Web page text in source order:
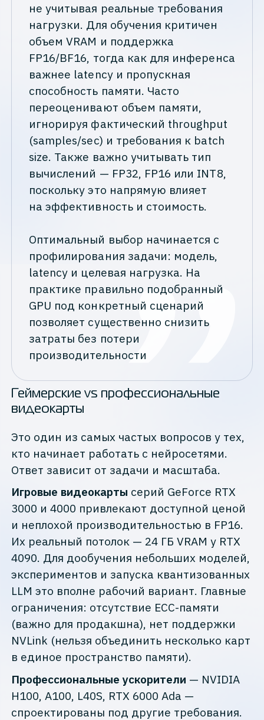
не учитывая реальные требования
нагрузки. Для обучения критичен
объем VRAM и поддержка
FP16/BF16, тогда как для инференса
важнее latency и пропускная
способность памяти. Часто
переоценивают объем памяти,
игнорируя фактический throughput
(samples/sec) и требования к batch
size. Также важно учитывать тип
вычислений — FP32, FP16 или INT8,
поскольку это напрямую влияет
на эффективность и стоимость.
Оптимальный выбор начинается с
профилирования задачи: модель,
latency и целевая нагрузка. На
практике правильно подобранный
GPU под конкретный сценарий
позволяет существенно снизить
затраты без потери
производительности
Геймерские vs профессиональные
видеокарты
Это один из самых частых вопросов у тех,
кто начинает работать с нейросетями.
Ответ зависит от задачи и масштаба.
Игровые видеокарты серий GeForce RTX
3000 и 4000 привлекают доступной ценой
и неплохой производительностью в FP16.
Их реальный потолок — 24 ГБ VRAM у RTX
4090. Для дообучения небольших моделей,
экспериментов и запуска квантизованных
LLM это вполне рабочий вариант. Главные
ограничения: отсутствие ECC-памяти
(важно для продакшна), нет поддержки
NVLink (нельзя объединить несколько карт
в единое пространство памяти).
Профессиональные ускорители — NVIDIA
H100, A100, L40S, RTX 6000 Ada —
спроектированы под другие требования.